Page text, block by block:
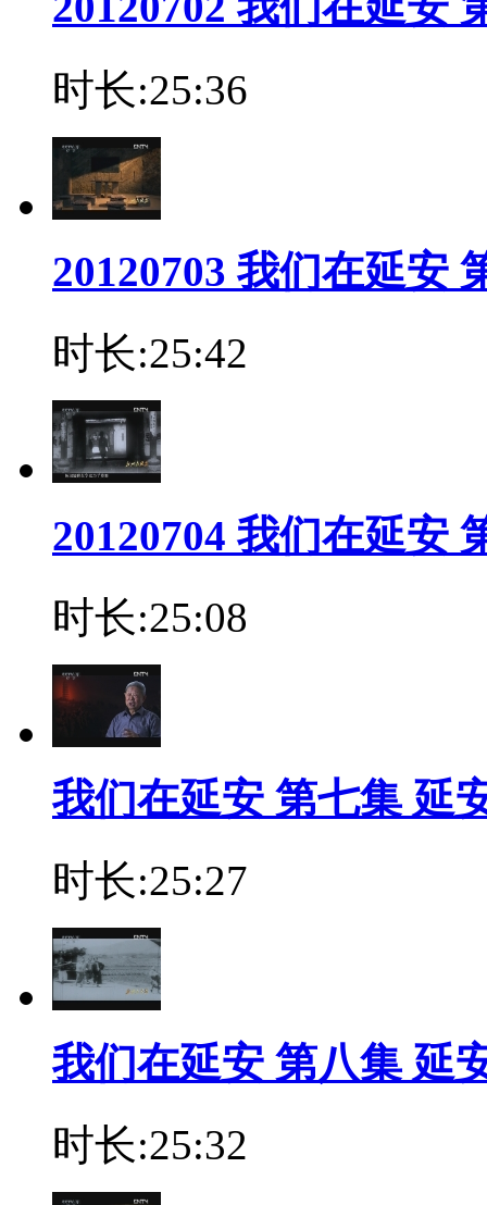
时长:25:36
20120703 我们在延安
时长:25:42
20120704 我们在延安
时长:25:08
我们在延安 第七集 延
时长:25:27
我们在延安 第八集 延
时长:25:32